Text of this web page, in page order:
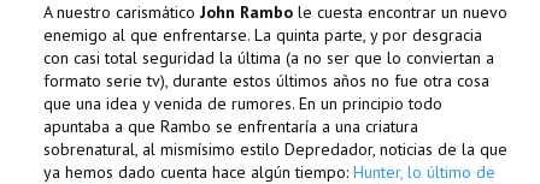
A nuestro carismático John Rambo le cuesta encontrar un nuevo
enemigo al que enfrentarse. La quinta parte, y por desgracia
con casi total seguridad la última (a no ser que lo conviertan a
formato serie tv), durante estos últimos años no fue otra cosa
que una idea y venida de rumores. En un principio todo
apuntaba a que Rambo se enfrentaría a una criatura
sobrenatural, al mismísimo estilo Depredador, noticias de la que
ya hemos dado cuenta hace algún tiempo: Hunter, lo último de